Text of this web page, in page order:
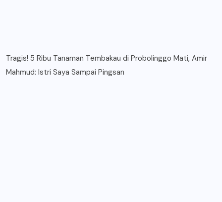
Tragis! 5 Ribu Tanaman Tembakau di Probolinggo Mati, Amir
Mahmud: Istri Saya Sampai Pingsan